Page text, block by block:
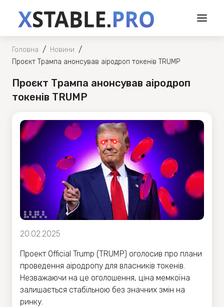
Головна / Новини /
Проєкт Трампа анонсував аіродроп токенів TRUMP
Проєкт Трампа анонсував аіродроп
токенів TRUMP
20.02.2025
Проект Official Trump (TRUMP) оголосив про плани
проведення аіродропу для власників токенів.
Незважаючи на це оголошення, ціна мемкоїна
залишається стабільною без значних змін на
ринку.